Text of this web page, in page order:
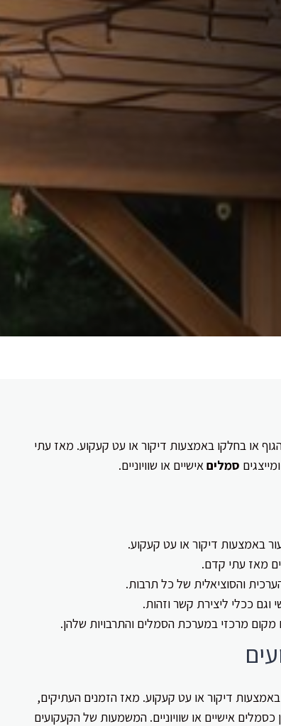
או בחלקו באמצעות דיקור או עט קעקוע. מאז עתי
סמליםאישיים או שוויוניים.
באמצעות דיקור או עט קעקוע.
מאז עתי קדם.
והסוציאלית של כל תרבות.
ככלי ליצירת קשר וזהות.
מקום מרכזי במערכת הסמלים והתרבויות שלהן.
דיקור או עט קעקוע. מאז הזמנים העתיקים,
אישיים או שוויוניים. המשמעות של הקעקועים